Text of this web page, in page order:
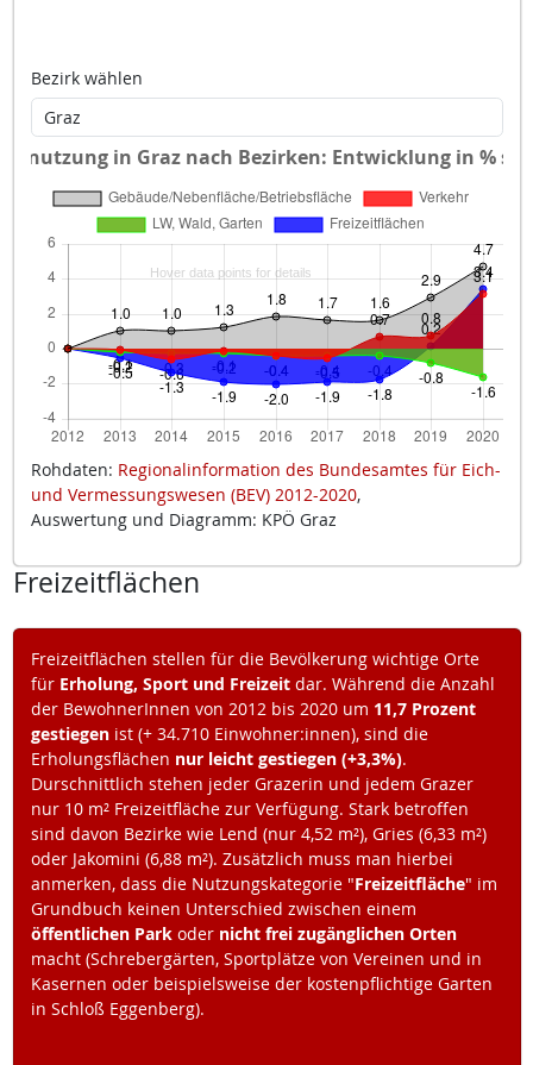
Bezirk wählen
Rohdaten: Regionalinformation des Bundesamtes für Eich-
und Vermessungswesen (BEV) 2012-2020,
Auswertung und Diagramm: KPÖ Graz
Freizeitflächen
Freizeitflächen stellen für die Bevölkerung wichtige Orte
für Erholung, Sport und Freizeitdar. Während die Anzahl
der BewohnerInnen von 2012 bis 2020 um 11,7 Prozent
gestiegenist (+ 34.710 Einwohner:innen), sind die
Erholungsflächen nur leicht gestiegen (+3,3%).
Durschnittlich stehen jeder Grazerin und jedem Grazer
nur 10 m² Freizeitfläche zur Verfügung. Stark betroffen
sind davon Bezirke wie Lend (nur 4,52 m²), Gries (6,33 m²)
oder Jakomini (6,88 m²). Zusätzlich muss man hierbei
anmerken, dass die Nutzungskategorie "Freizeitfläche" im
Grundbuch keinen Unterschied zwischen einem
öffentlichen Parkoder nicht frei zugänglichen Orten
macht (Schrebergärten, Sportplätze von Vereinen und in
Kasernen oder beispielsweise der kostenpflichtige Garten
in Schloß Eggenberg).